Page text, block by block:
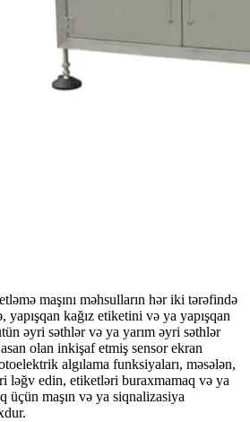
maşını məhsulların hər iki tərəfində
kağız etiketini və ya yapışqan
əyri səthlər və ya yarım əyri səthlər
olan inkişaf etmiş sensor ekran
algılama funksiyaları, məsələn,
ləğv edin, etiketləri buraxmamaq və ya
üçün maşın və ya siqnalizasiya